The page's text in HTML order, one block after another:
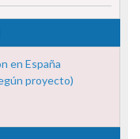
en España
proyecto)